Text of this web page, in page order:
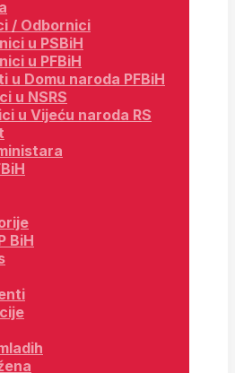
/ Odbornici
u PSBiH
u PFBiH
u Domu naroda PFBiH
u NSRS
u Vijeću naroda RS
BiH